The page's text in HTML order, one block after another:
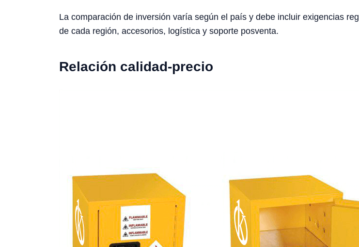
La comparación de inversión varía según el país y debe incluir exigencias
de cada región, accesorios, logística y soporte posventa.
Relación calidad-precio